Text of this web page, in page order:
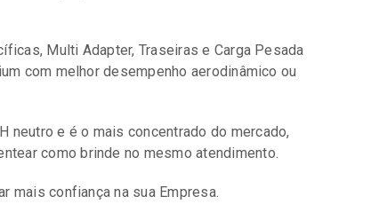
Multi Adapter, Traseiras e Carga Pesada
com melhor desempenho aerodinâmico ou
e é o mais concentrado do mercado,
como brinde no mesmo atendimento.
mais confiança na sua Empresa.